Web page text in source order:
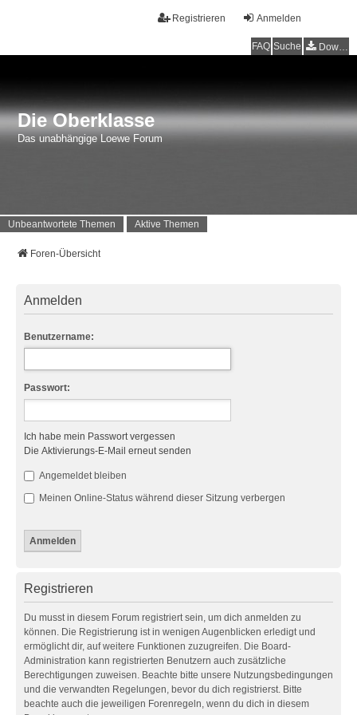
Anmelden
Registrieren
FAQ Suche Downloads
Die Oberklasse
Das unabhängige Loewe Forum
Unbeantwortete Themen Aktive Themen
Foren-Übersicht
Anmelden
Benutzername:
Passwort:
Ich habe mein Passwort vergessen
Die Aktivierungs-E-Mail erneut senden
Angemeldet bleiben
Meinen Online-Status während dieser Sitzung verbergen
Registrieren
Du musst in diesem Forum registriert sein, um dich anmelden zu
können. Die Registrierung ist in wenigen Augenblicken erledigt und
ermöglicht dir, auf weitere Funktionen zuzugreifen. Die Board-
Administration kann registrierten Benutzern auch zusätzliche
Berechtigungen zuweisen. Beachte bitte unsere Nutzungsbedingungen
und die verwandten Regelungen, bevor du dich registrierst. Bitte
beachte auch die jeweiligen Forenregeln, wenn du dich in diesem